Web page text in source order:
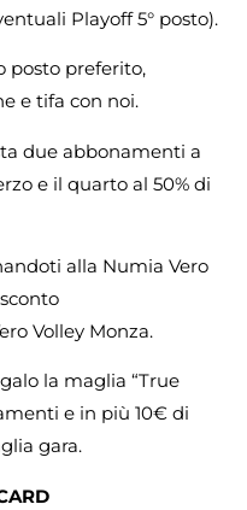
Playoff 5° posto).
posto preferito,
e tifa con noi.
due abbonamenti a
e il quarto al 50% di
alla Numia Vero
Volley Monza.
la maglia “True
e in più 10€ di
gara.